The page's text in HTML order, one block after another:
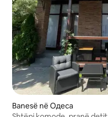
Banesë në Одеса